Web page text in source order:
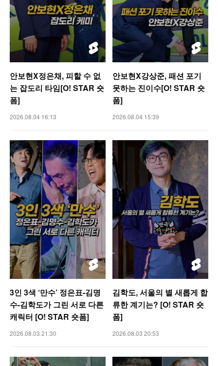
안보현X정은채, 피할 수 없
는 잡도리 타임[O! STAR 숏
폼]
2026.08.04 16:13
안보현X강상준, 패션 포기
못하는 진이수[O! STAR 숏
폼]
2026.08.04 15:39
3인 3색 ‘만수’ 정은표-김명
수-김학도가 그린 서로 다른
캐릭터 [O! STAR 숏폼]
2026.08.03 21:30
김학도, 서울의 별 새롭게 합
류한 계기는? [O! STAR 숏
폼]
2026.08.03 20:53